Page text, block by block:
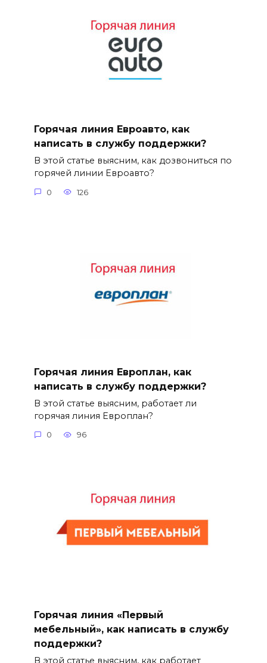
Горячая линия Евроавто, как
написать в службу поддержки?
В этой статье выясним, как дозвониться по
горячей линии Евроавто?
0 126
Горячая линия Европлан, как
написать в службу поддержки?
В этой статье выясним, работает ли
горячая линия Европлан?
0 96
Горячая линия «Первый
мебельный», как написать в службу
поддержки?
В этой статье выясним, как работает